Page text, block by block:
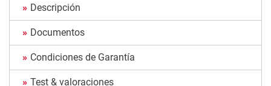
Descripción
Documentos
Condiciones de Garantía
Test & valoraciones